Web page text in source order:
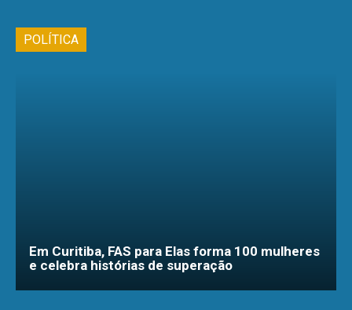
POLÍTICA
Em Curitiba, FAS para Elas forma 100 mulheres
e celebra histórias de superação